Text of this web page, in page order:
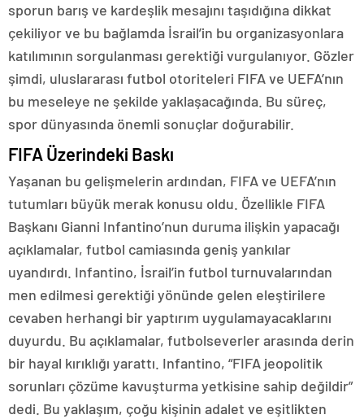
sporun barış ve kardeşlik mesajını taşıdığına dikkat
çekiliyor ve bu bağlamda İsrail’in bu organizasyonlara
katılımının sorgulanması gerektiği vurgulanıyor. Gözler
şimdi, uluslararası futbol otoriteleri FIFA ve UEFA’nın
bu meseleye ne şekilde yaklaşacağında. Bu süreç,
spor dünyasında önemli sonuçlar doğurabilir.
FIFA Üzerindeki Baskı
Yaşanan bu gelişmelerin ardından, FIFA ve UEFA’nın
tutumları büyük merak konusu oldu. Özellikle FIFA
Başkanı Gianni Infantino’nun duruma ilişkin yapacağı
açıklamalar, futbol camiasında geniş yankılar
uyandırdı. Infantino, İsrail’in futbol turnuvalarından
men edilmesi gerektiği yönünde gelen eleştirilere
cevaben herhangi bir yaptırım uygulamayacaklarını
duyurdu. Bu açıklamalar, futbolseverler arasında derin
bir hayal kırıklığı yarattı. Infantino, “FIFA jeopolitik
sorunları çözüme kavuşturma yetkisine sahip değildir”
dedi. Bu yaklaşım, çoğu kişinin adalet ve eşitlikten